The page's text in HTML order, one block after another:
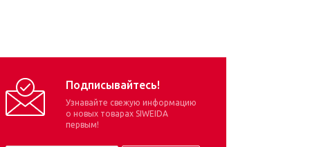
Подписывайтесь!
Узнавайте свежую информацию
о новых товарах SIWEIDA
первым!